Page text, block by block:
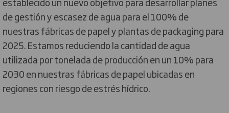
de gestión y escasez de agua para el 100% de
nuestras fábricas de papel y plantas de packaging para
2025. Estamos reduciendo la cantidad de agua
utilizada por tonelada de producción en un 10% para
2030 en nuestras fábricas de papel ubicadas en
regiones con riesgo de estrés hídrico.